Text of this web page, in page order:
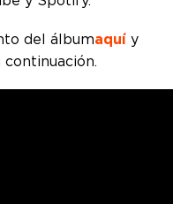
del álbumaquí y
continuación.